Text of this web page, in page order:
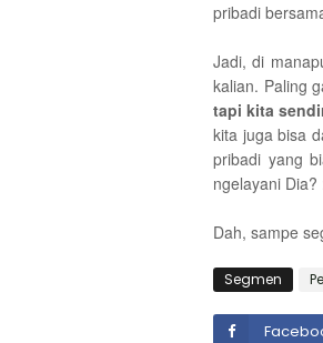
pribadi
Jadi, di
kalian. Paling
tapi kita
kita juga bisa
pribadi yang
ngelayani Dia?
Dah, sampe
Segmen